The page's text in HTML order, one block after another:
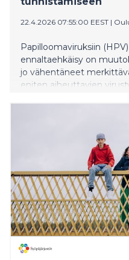
22.4.2026 07:55:00 EEST |
Papilloomaviruksiin
ennaltaehkäisy on
jo vähentäneet
eniten aiheuttavien
yleistyneet erityisesti